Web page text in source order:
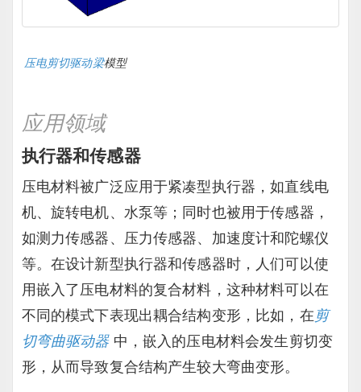
压电剪切驱动梁模型
应用领域
执行器和传感器
压电材料被广泛应用于紧凑型执行器，如直线电
机、旋转电机、水泵等；同时也被用于传感器，
如测力传感器、压力传感器、加速度计和陀螺仪
等。在设计新型执行器和传感器时，人们可以使
用嵌入了压电材料的复合材料，这种材料可以在
不同的模式下表现出耦合结构变形，比如，在剪
切弯曲驱动器中，嵌入的压电材料会发生剪切变
形，从而导致复合结构产生较大弯曲变形。